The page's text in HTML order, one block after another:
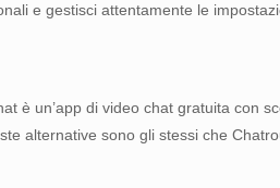
e gestisci attentamente le
è un’app di video chat gratuita con
alternative sono gli stessi che